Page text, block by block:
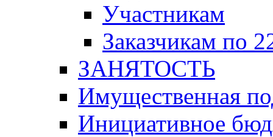
Участникам
Заказчикам по
ЗАНЯТОСТЬ
Имущественная
Инициативное